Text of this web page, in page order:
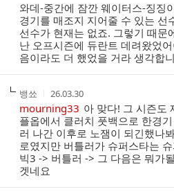
부
와데-중간에 잠깐 웨이터스-징징
경기를 매조지 지어줄 수 있는 선
선수가 현재는 없죠. 그렇기 때문
난 오프시즌에 듀란트 데려왔었
음이라도 더 했었을 거라 생각합
작
성
자
뱅쑈
작
성
시
간
26.03.30
mourning33 아 맞다! 그 시즌도
플옵에서 클러치 풋백으로 한경
러 나간 이후로 노잼이 되긴했나
로였지만 버틀러가 슈퍼스타는
빅3 -> 버틀러 -> 그 다음은 뭐가
겟네요